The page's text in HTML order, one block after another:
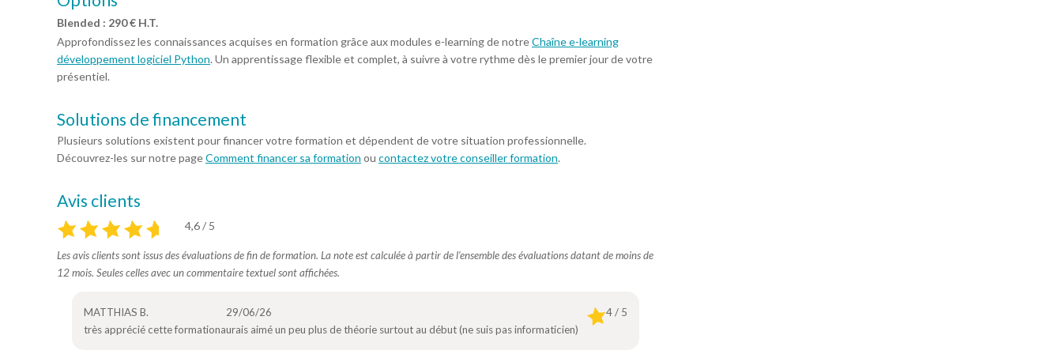
Blended : 290 € H.T.
Approfondissez les connaissances acquises en formation grâce aux modules e-learning de notreChaîne e-learning
développement logiciel Python. Un apprentissage flexible et complet, à suivre à votre rythme dès le premier jour de votre
présentiel.
Solutions de financement
Plusieurs solutions existent pour financer votre formation et dépendent de votre situation professionnelle.
Découvrez-les sur notre pageComment financer sa formation ou contactez votre conseiller formation.
Avis clients
4,6 / 5
Les avis clients sont issus des évaluations de fin de formation. La note est calculée à partir de l’ensemble des évaluations datant de moins de
12 mois. Seules celles avec un commentaire textuel sont affichées.
MATTHIAS B. 29/06/26
4 / 5
très apprécié cette formationaurais aimé un peu plus de théorie surtout au début (ne suis pas informaticien)